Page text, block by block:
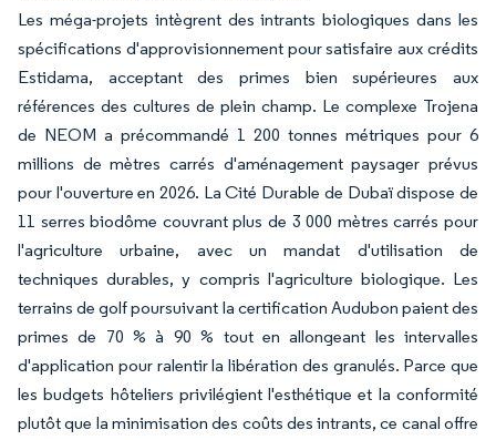
Les méga-projets intègrent des intrants biologiques dans les
spécifications d'approvisionnement pour satisfaire aux crédits
Estidama, acceptant des primes bien supérieures aux
références des cultures de plein champ. Le complexe Trojena
de NEOM a précommandé 1 200 tonnes métriques pour 6
millions de mètres carrés d'aménagement paysager prévus
pour l'ouverture en 2026. La Cité Durable de Dubaï dispose de
11 serres biodôme couvrant plus de 3 000 mètres carrés pour
l'agriculture urbaine, avec un mandat d'utilisation de
techniques durables, y compris l'agriculture biologique. Les
terrains de golf poursuivant la certification Audubon paient des
primes de 70 % à 90 % tout en allongeant les intervalles
d'application pour ralentir la libération des granulés. Parce que
les budgets hôteliers privilégient l'esthétique et la conformité
plutôt que la minimisation des coûts des intrants, ce canal offre